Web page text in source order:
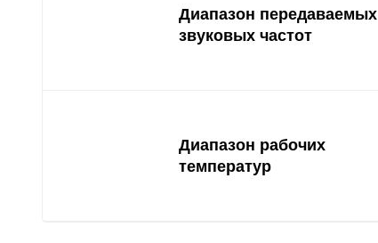
Диапазон передаваемых
звуковых частот
Диапазон рабочих
температур